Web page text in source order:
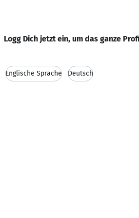
Logg Dich jetzt ein, um das ganze
Englische Sprache Deutsch